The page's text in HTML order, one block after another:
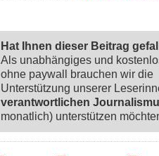
Hat Ihnen dieser Beitrag
Als unabhängiges und
ohne paywall brauchen wir die
Unterstützung unserer
verantwortlichen
monatlich) unterstützen